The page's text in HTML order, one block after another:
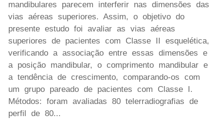
mandibulares parecem interferir nas dimensões das
vias aéreas superiores. Assim, o objetivo do
presente estudo foi avaliar as vias aéreas
superiores de pacientes com Classe II esquelética,
verificando a associação entre essas dimensões e
a posição mandibular, o comprimento mandibular e
a tendência de crescimento, comparando-os com
um grupo pareado de pacientes com Classe I.
Métodos: foram avaliadas 80 telerradiografias de
perfil de 80...